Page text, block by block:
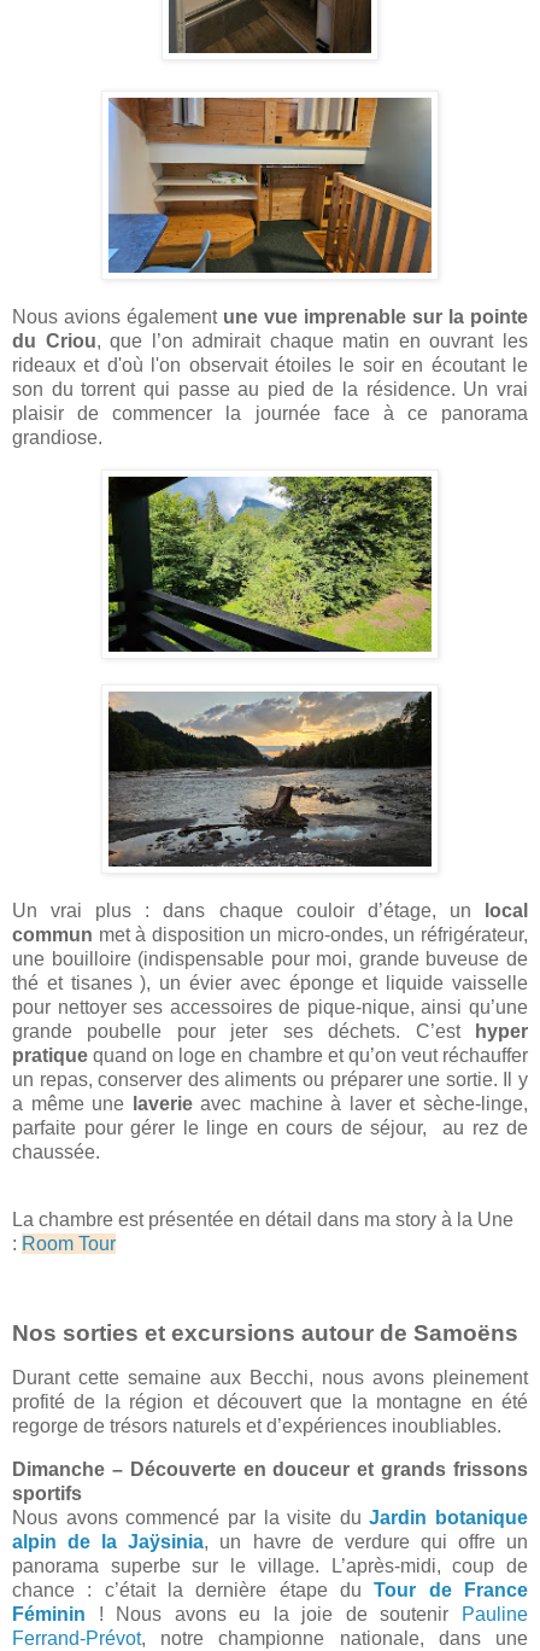
Nous avions également une vue imprenable sur la pointe
du Criou, que l’on admirait chaque matin en ouvrant les
rideaux et d'où l'on observait étoiles le soir en écoutant le
son du torrent qui passe au pied de la résidence. Un vrai
plaisir de commencer la journée face à ce panorama
grandiose.
Un vrai plus : dans chaque couloir d’étage, un
local
commun met à disposition un micro-ondes, un réfrigérateur,
une bouilloire (indispensable pour moi, grande buveuse de
thé et tisanes ), un évier avec éponge et liquide vaisselle
pour nettoyer ses accessoires de pique-nique, ainsi qu’une
grande poubelle pour jeter ses déchets. C’est
hyper
pratique quand on loge en chambre et qu’on veut réchauffer
un repas, conserver des aliments ou préparer une sortie. Il y
a même une
laverieavec machine à laver et sèche-linge,
parfaite pour gérer le linge en cours de séjour, au rez de
chaussée.
La chambre est présentée en détail dans ma story à la Une
: Room Tour
Nos sorties et excursions autour de Samoëns
Durant cette semaine aux Becchi, nous avons pleinement
profité de la région et découvert que la montagne en été
regorge de trésors naturels et d’expériences inoubliables.
Dimanche – Découverte en douceur et grands frissons
sportifs
Nous avons commencé par la visite duJardin botanique
alpin de la Jaÿsinia, un havre de verdure qui offre un
panorama superbe sur le village. L’après-midi, coup de
chance : c’était la dernière étape duTour de France
Féminin ! Nous avons eu la joie de soutenir
Pauline
Ferrand-Prévot, notre championne nationale, dans une